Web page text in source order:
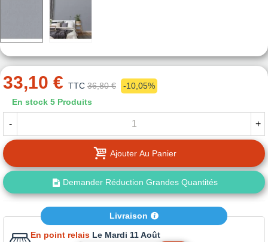
33,10 € TTC 36,80 €
-10,05%
En stock 5 Produits
- +
Ajouter Au Panier
Demander Réduction Grandes Quantités
Livraison
En point relais Le Mardi 11 Août